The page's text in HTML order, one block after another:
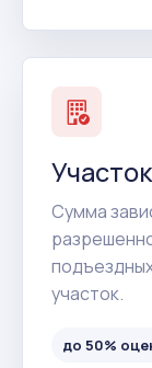
Участок
Сумма
участок.
до 50%